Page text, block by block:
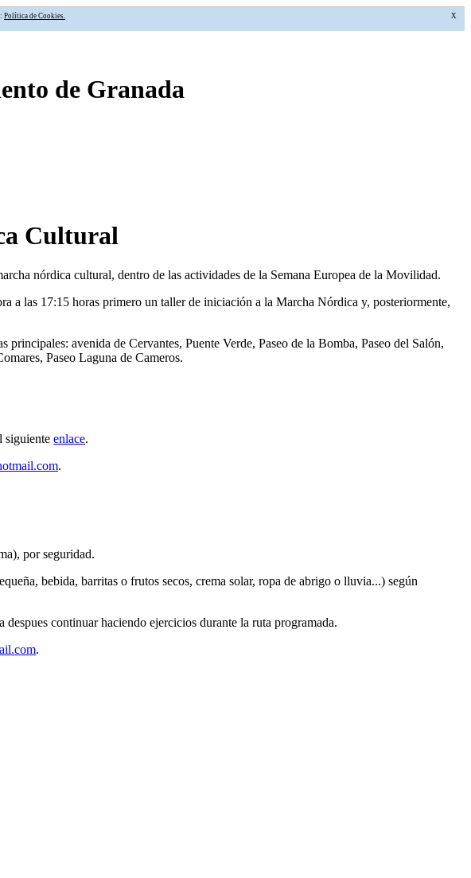
Política de Cookies. X
de Granada
Cultural
nórdica cultural, dentro de las actividades de la Semana Europea de la Movilidad.
a las 17:15 horas primero un taller de iniciación a la Marcha Nórdica y, posteriormente,
avenida de Cervantes, Puente Verde, Paseo de la Bomba, Paseo del Salón,
Paseo Laguna de Cameros.
siguiente enlace.
.
por seguridad.
bebida, barritas o frutos secos, crema solar, ropa de abrigo o lluvia...) según
continuar haciendo ejercicios durante la ruta programada.
.